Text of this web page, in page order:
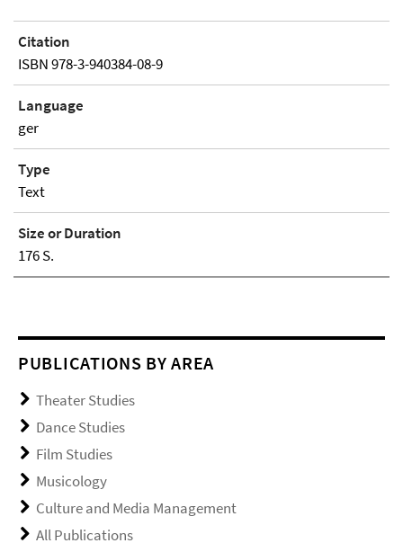
Citation
ISBN 978-3-940384-08-9
Language
ger
Type
Text
Size or Duration
176 S.
PUBLICATIONS BY AREA
Theater Studies
Dance Studies
Film Studies
Musicology
Culture and Media Management
All Publications